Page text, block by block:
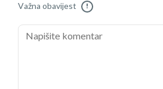
Važna obavijest !